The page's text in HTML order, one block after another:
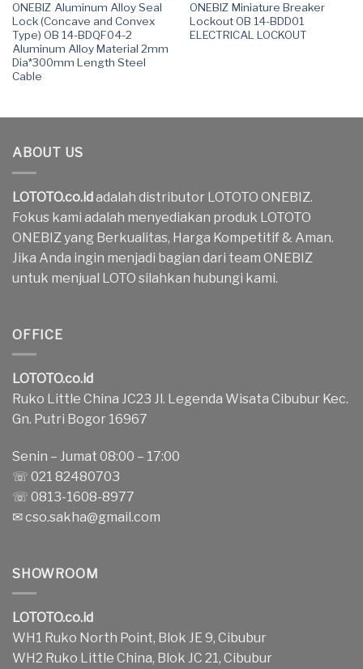
ONEBIZ Aluminum Alloy Seal
Lock (Concave and Convex
Type) OB 14-BDQF04-2
Aluminum Alloy Material 2mm
Dia*300mm Length Steel
Cable
ONEBIZ Miniature Breaker
Lockout OB 14-BDD01
ELECTRICAL LOCKOUT
ABOUT US
LOTOTO.co.idadalah distributor LOTOTO ONEBIZ.
Fokus kami adalah menyediakan produk LOTOTO
ONEBIZ yang Berkualitas, Harga Kompetitif & Aman.
Jika Anda ingin menjadi bagian dari team ONEBIZ
untuk menjual LOTO silahkan hubungi kami.
OFFICE
LOTOTO.co.id
Ruko Little China JC23 Jl. Legenda Wisata Cibubur Kec.
Gn. Putri Bogor 16967
Senin – Jumat 08:00 – 17:00
☏ 021 82480703
☏ 0813-1608-8977
✉cso.sakha@gmail.com
SHOWROOM
LOTOTO.co.id
WH1 Ruko North Point, Blok JE 9, Cibubur
WH2 Ruko Little China, Blok JC 21, Cibubur